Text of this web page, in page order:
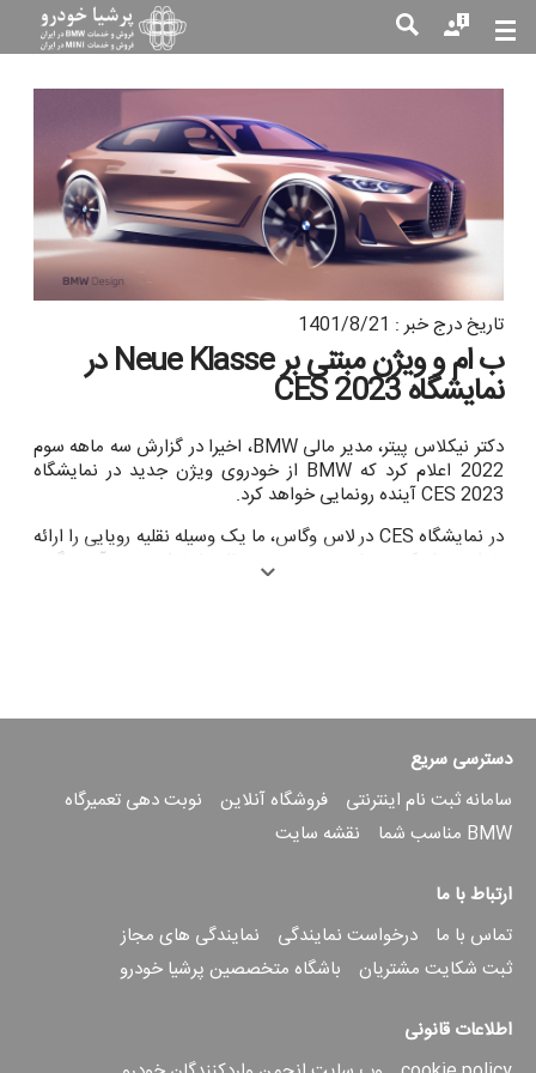
تاریخ درج خبر : 1401/8/21
ب ‌ام ‌و ویژن مبتنی بر Neue Klasse در
نمایشگاه CES 2023
دکتر نیکلاس پیتر، مدیر مالی BMW، اخیرا در گزارش سه ماهه سوم
2022 اعلام کرد که BMW از خودروی ویژن جدید در نمایشگاه
CES 2023 آینده رونمایی خواهد کرد.
در نمایشگاه CES در لاس وگاس، ما یک وسیله نقلیه رویایی را ارائه
خواهیم داد که زیربنای تخصص دیجیتال ما خواهد بود. آینده گروه
BMW الکتریکی، قابل بازیافت و دیجیتالی است. چند ماه پیش در
این برند خواهد داشت. BMW به سمت یک زبان طراحی و استایل
جدید حرکت می‌کند و ظاهرا محصول نهایی خیره‌کننده است. ما
همچنین شنیده‌ایم که هیجان زیادی در شرکت و تیم طراحی وجود
دارد، زیرا Neue Klasse یک فرصت منحصر به فرد برای ساخت و
طراحی چیزی از یک صفحه کاغذ خالی ارائه می‌دهد.
دسترسی سریع
سامانه ثبت نام اینترنتی
فروشگاه آنلاین
نوبت دهی تعمیرگاه
BMW مناسب شما
نقشه سایت
ارتباط با ما
تماس با ما
درخواست نمایندگی
نمایندگی های مجاز
ثبت شکایت مشتریان
باشگاه متخصصین پرشیا خودرو
اطلاعات قانونی